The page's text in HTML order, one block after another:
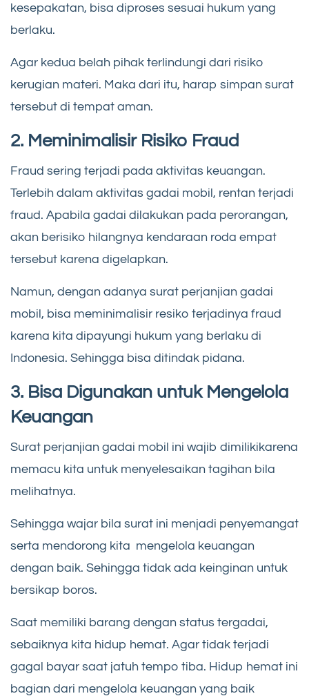
kesepakatan, bisa diproses sesuai hukum yang
berlaku.
Agar kedua belah pihak terlindungi dari risiko
kerugian materi. Maka dari itu, harap simpan surat
tersebut di tempat aman.
2. Meminimalisir Risiko Fraud
Fraud sering terjadi pada aktivitas keuangan.
Terlebih dalam aktivitas gadai mobil, rentan terjadi
fraud. Apabila gadai dilakukan pada perorangan,
akan berisiko hilangnya kendaraan roda empat
tersebut karena digelapkan.
Namun, dengan adanya surat perjanjian gadai
mobil, bisa meminimalisir resiko terjadinya fraud
karena kita dipayungi hukum yang berlaku di
Indonesia. Sehingga bisa ditindak pidana.
3. Bisa Digunakan untuk Mengelola
Keuangan
Surat perjanjian gadai mobil ini wajib dimilikikarena
memacu kita untuk menyelesaikan tagihan bila
melihatnya.
Sehingga wajar bila surat ini menjadi penyemangat
serta mendorong kita mengelola keuangan
dengan baik. Sehingga tidak ada keinginan untuk
bersikap boros.
Saat memiliki barang dengan status tergadai,
sebaiknya kita hidup hemat. Agar tidak terjadi
gagal bayar saat jatuh tempo tiba. Hidup hemat ini
bagian dari mengelola keuangan yang baik